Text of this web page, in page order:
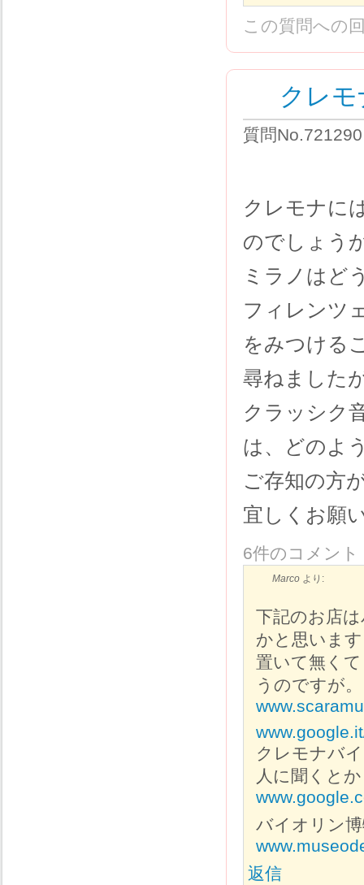
この質問への
クレ
質問
クレモナに
のでしょう
ミラノはど
フィレンツ
をみつける
尋ねました
クラッシク
は、どのよ
ご存知の方
宜しくお願
6件のコメント
Marco より:
下記のお店
かと思いま
置いて無く
うのですが。
クレモナバ
人に聞くと
バイオリン
返信